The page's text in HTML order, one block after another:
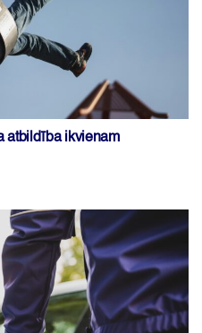
atbildība ikvienam